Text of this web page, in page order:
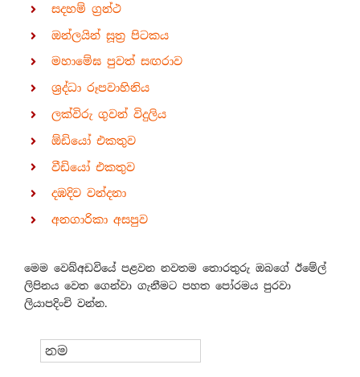
සදහම් ග්‍රන්ථ
ඔන්ලයින් සූත්‍ර පිටකය
මහාමේඝ පුවත් සඟරාව
ශ්‍රද්ධා රූපවාහිනිය
ලක්විරු ගුවන් විදුලිය
ඕඩියෝ එකතුව
වීඩියෝ එකතුව
දඹදිව වන්දනා
අනගාරිකා අසපුව
මෙම වෙබ්අඩවියේ පළවන නවතම තොරතුරු ඔබගේ ඊමේල්
ලිපිනය වෙත ගෙන්වා ගැනීමට පහත පෝරමය පුරවා
ලියාපදිංචි වන්න.